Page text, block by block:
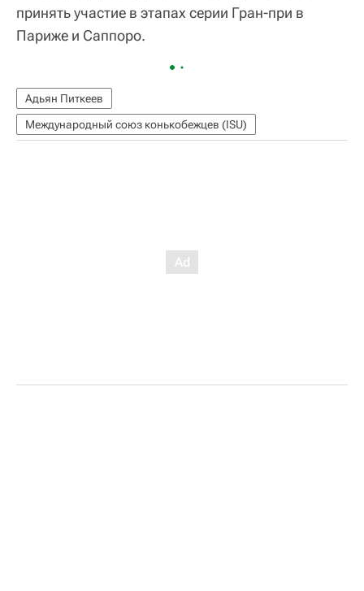
принять участие в этапах серии Гран-при в
Париже и Саппоро.
Адьян Питкеев
Международный союз конькобежцев (ISU)